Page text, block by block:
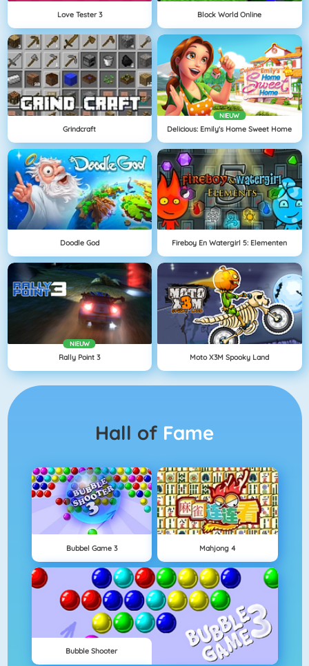
Love Tester 3 Block World Online
Grindcraft
NIEUW
Delicious: Emily's Home Sweet Home
Doodle God Fireboy En Watergirl 5: Elementen
NIEUW
Rally Point 3 Moto X3M Spooky Land
Hall of Fame
Bubbel Game 3 Mahjong 4
Bubble Shooter